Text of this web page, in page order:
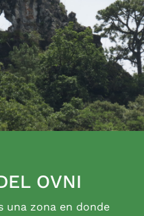
OVNI
una zona en donde